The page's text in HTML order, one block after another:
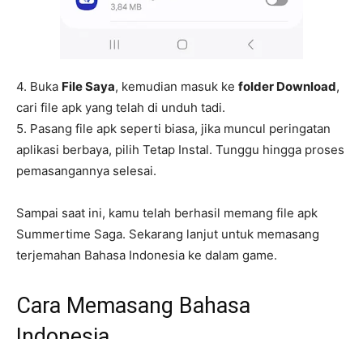
4. Buka File Saya, kemudian masuk ke folder Download,
cari file apk yang telah di unduh tadi.
5. Pasang file apk seperti biasa, jika muncul peringatan
aplikasi berbaya, pilih Tetap Instal. Tunggu hingga proses
pemasangannya selesai.
Sampai saat ini, kamu telah berhasil memang file apk
Summertime Saga. Sekarang lanjut untuk memasang
terjemahan Bahasa Indonesia ke dalam game.
Cara Memasang Bahasa